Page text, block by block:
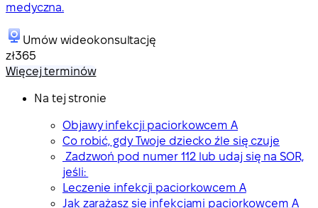
medyczna.
Umów wideokonsultację
zł365
Więcej terminów
Na tej stronie
Objawy infekcji paciorkowcem A
Co robić, gdy Twoje dziecko źle się czuje
Zadzwoń pod numer 112 lub udaj się na SOR,
jeśli:
Leczenie infekcji paciorkowcem A
Jak zarażasz się infekcjami paciorkowcem A